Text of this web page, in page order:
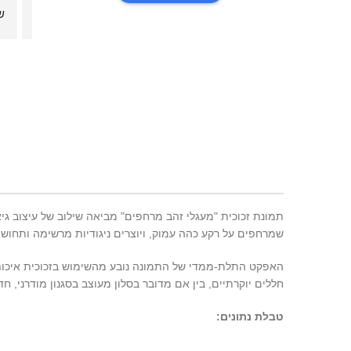
תמונת זכוכית "מעגלי זהב מרחפים" מביאה שילוב של עיצוב
שמרחפים על רקע כהה עמוק, ויוצרים ניגודיות מרשימה
האפקט התלת-ממדי של התמונה נובע מהשימוש בזכוכית
חללים יוקרתיים, בין אם מדובר בסלון מעוצב בסגנון
טבלת נתונים: